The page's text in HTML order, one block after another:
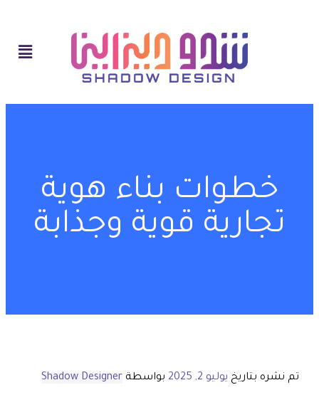
خطوات بناء هوية
تجارية قوية وجذابة
تم نشره بتاريخ يوليو 2, 2025 بواسطة Shadow Designer